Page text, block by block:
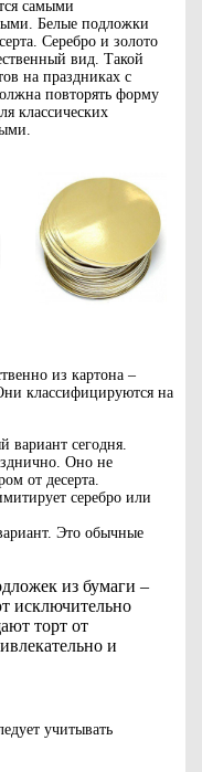
самыми
Белые подложки
Серебро и золото
вид. Такой
на праздниках с
повторять форму
классических
из картона –
классифицируются на
сегодня.
Оно не
от десерта.
серебро или
Это обычные
из бумаги –
исключительно
торт от
и
учитывать